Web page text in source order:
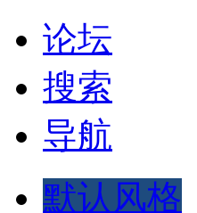
论坛
搜索
导航
默认风格